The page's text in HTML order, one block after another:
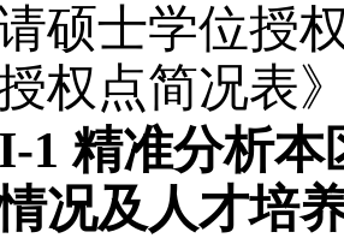
请硕士学位授
权点简况表
I-1精准分析本
况及人才培